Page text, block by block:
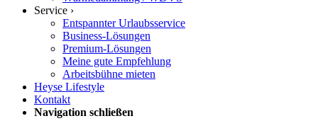
Service ›
Entspannter Urlaubsservice
Business-Lösungen
Premium-Lösungen
Meine gute Empfehlung
Arbeitsbühne mieten
Heyse Lifestyle
Kontakt
Navigation schließen